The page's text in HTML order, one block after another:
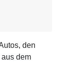
den
aus dem